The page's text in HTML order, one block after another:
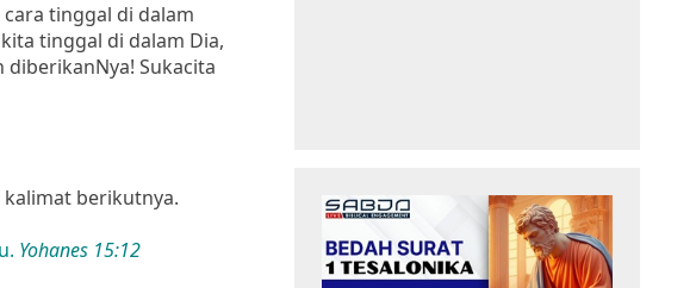
tinggal di dalam
tinggal di dalam Dia,
Sukacita
kalimat berikutnya.
Yohanes 15:12